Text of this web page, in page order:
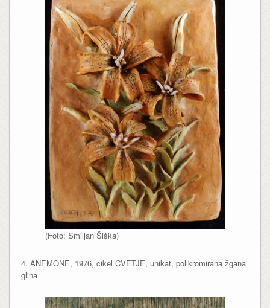
(Foto: Smiljan Šiška)
4. ANEMONE, 1976, cikel CVETJE, unikat, polikromirana žgana
glina